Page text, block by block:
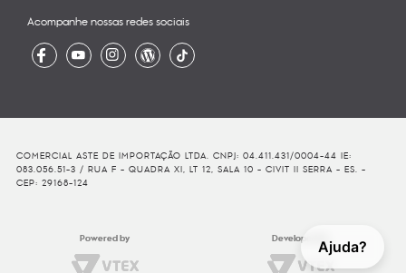
Ajuda?
Acompanhe nossas redes sociais
COMERCIAL ASTE DE IMPORTAÇÃO LTDA. CNPJ: 04.411.431/0004-44 IE:
083.056.51-3 / RUA F - QUADRA XI, LT 12, SALA 10 - CIVIT II SERRA - ES. -
CEP: 29168-124
Powered by Developed By